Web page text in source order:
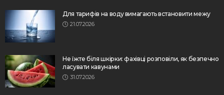
Для тарифів на воду вимагають встановити межу
21.07.2026
Не їжте біля шкірки: фахівці розповіли, як безпечно
ласувати кавунами
31.07.2026